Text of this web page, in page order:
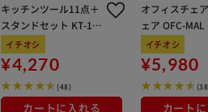
キッチンツール11点＋
スタンドセット KT-11
SS グレージュ
イチオシ
¥4,270
(48)
カートに入れる
オフィスチェ
ェア OFC-
ン
イチオシ
¥5,980
カート